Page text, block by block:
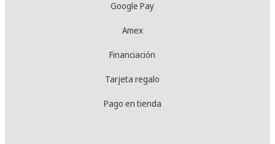
Google Pay
Amex
Financiación
Tarjeta regalo
Pago en tienda